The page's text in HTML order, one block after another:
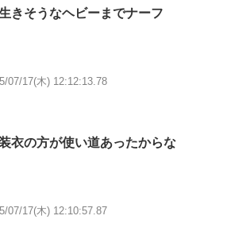
きそうなヘビーまでナーフ
07/17(木) 12:12:13.78
衣の方が使い道あったからな
07/17(木) 12:10:57.87